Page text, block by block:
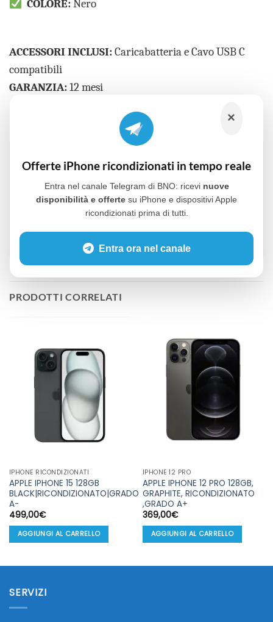
COLORE:Nero
ACCESSORI INCLUSI:Caricabatteria e Cavo USB C
compatibili
GARANZIA:12 mesi
MacBook, iMac e iPad ricondizionati.
Unisciti ora al nostro gruppo Telegram:
VAI AL GRUPPO TELEGRAM
PRODOTTI CORRELATI
IPHONE RICONDIZIONATI
APPLE IPHONE 15 128GB
BLACK|RICONDIZIONATO|GRADO
A-
499,00€
AGGIUNGI AL CARRELLO
IPHONE 12 PRO
APPLE IPHONE 12 PRO 128GB,
GRAPHITE, RICONDIZIONATO
,GRADO A+
369,00€
AGGIUNGI AL CARRELLO
SERVIZI
×
Offerte iPhone ricondizionati in tempo reale
Entra nel canale Telegram di BNO: ricevi nuove
disponibilità e offerte su iPhone e dispositivi Apple
ricondizionati prima di tutti.
Entra ora nel canale